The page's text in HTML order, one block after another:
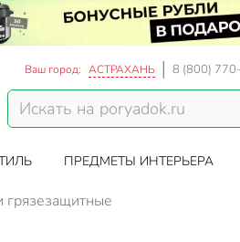
Ваш город: АСТРАХАНЬ 8 (800)
ПРЕДМЕТЫ ИНТЕРЬЕРА
грязезащитные